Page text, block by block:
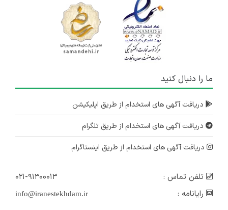
ما را دنبال کنید
دریافت آگهی های استخدام از طریق اپلیکیشن
دریافت آگهی های استخدام از طریق تلگرام
دریافت آگهی های استخدام از طریق اینستاگرام
تلفن تماس :
۰۲۱-۹۱۳۰۰۰۱۳
رایانامه :
info@iranestekhdam.ir